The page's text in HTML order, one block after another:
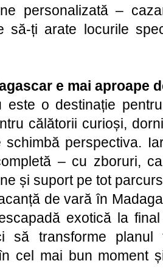
personalizată –
să-ți arate locurile
e mai aproape
este o destinație
călătorii curioși,
schimbă perspectiva.
– cu zboruri,
și suport pe tot
de vară în
exotică la
să transforme planul
cel mai bun moment